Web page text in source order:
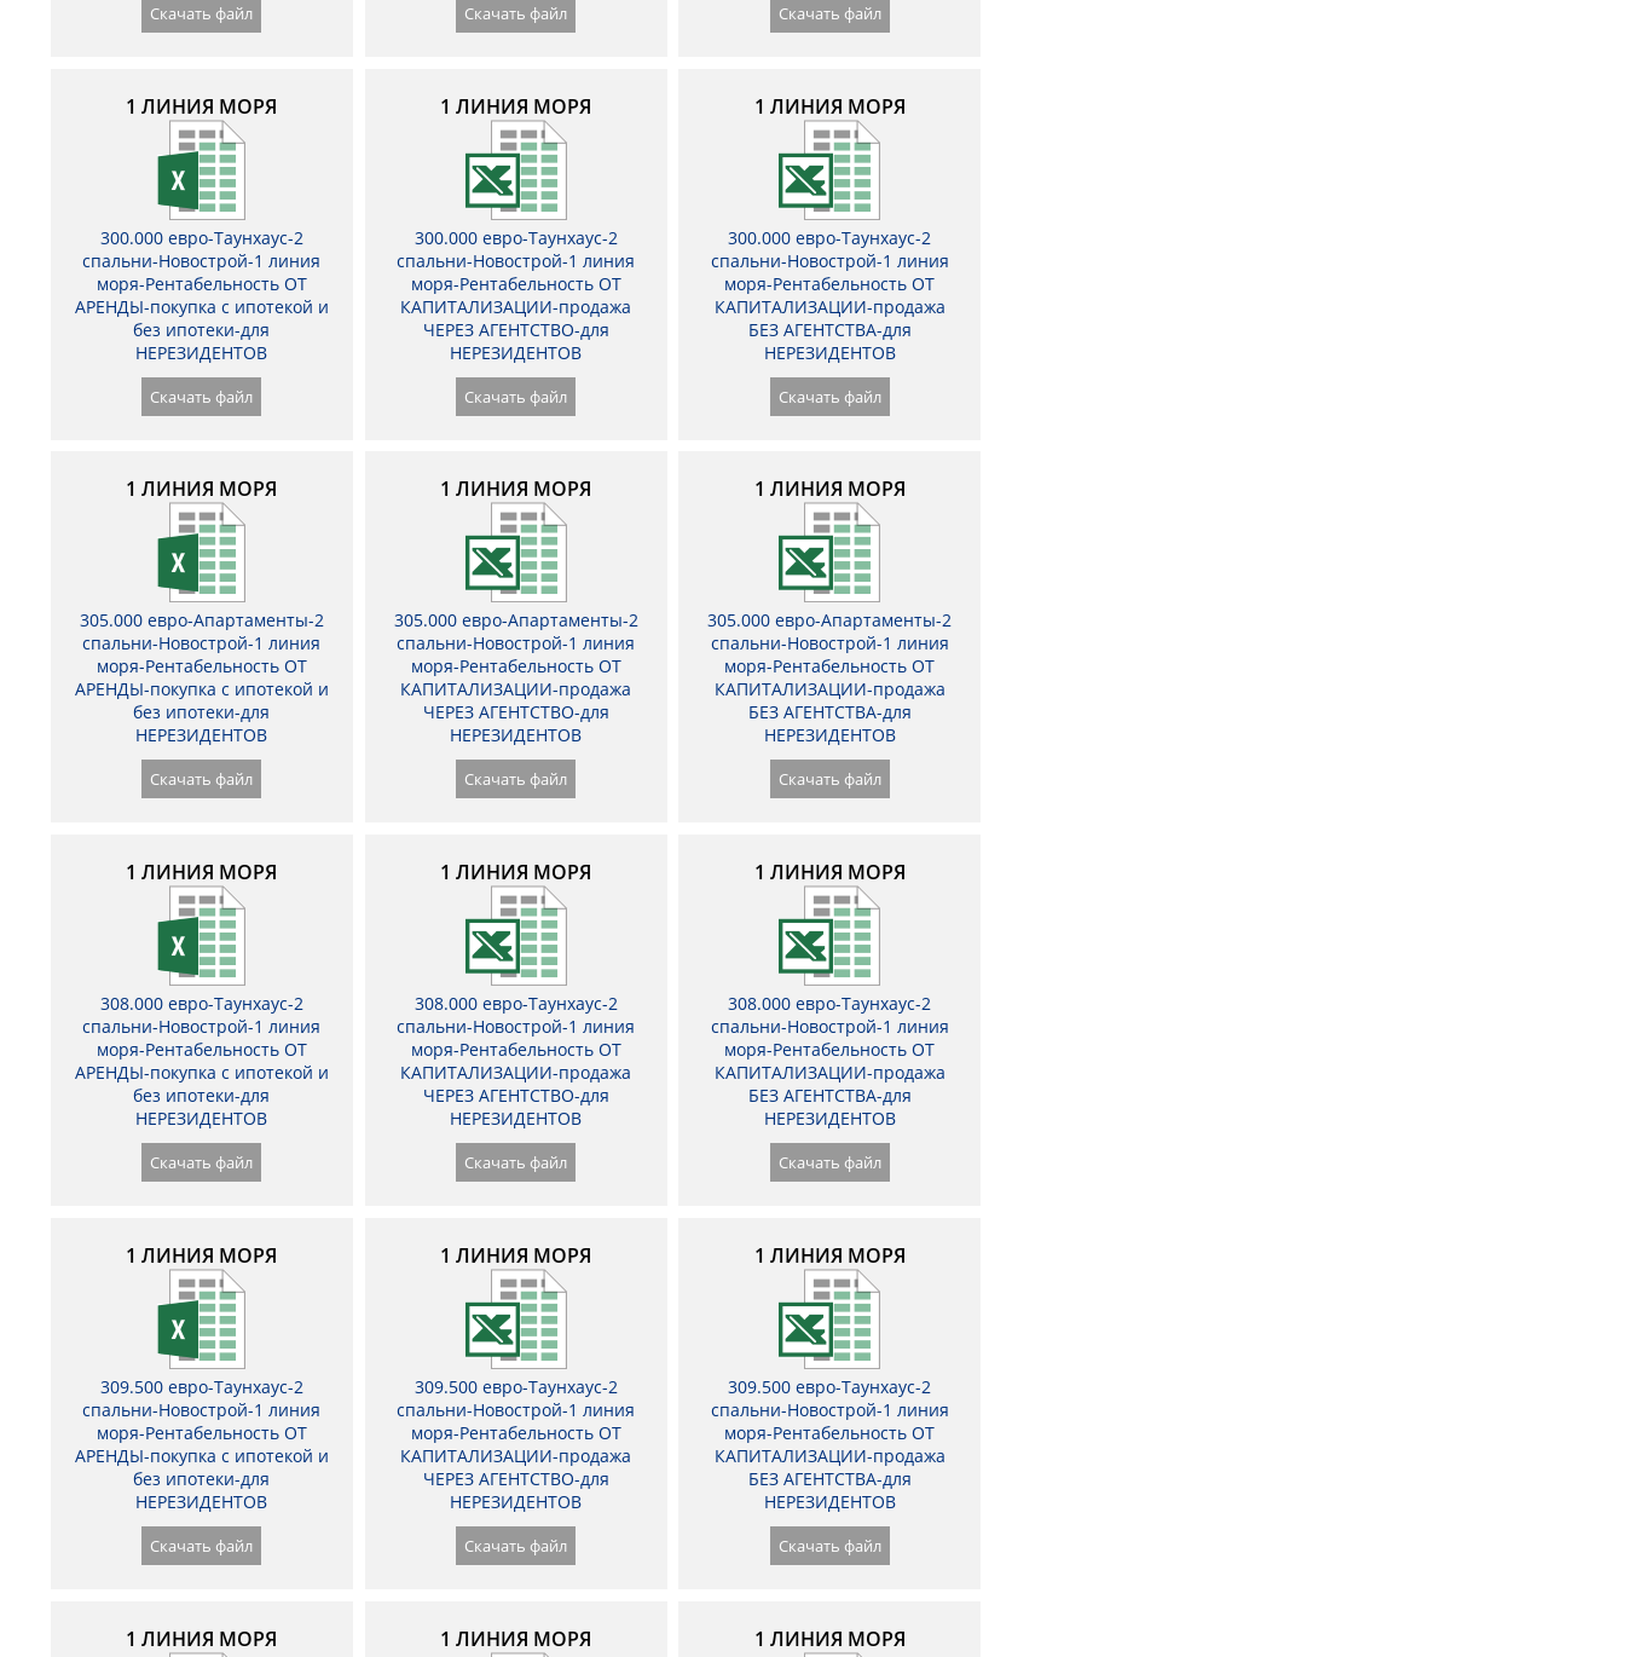
Скачать файл Скачать файл Скачать файл
1 ЛИНИЯ МОРЯ
300.000 евро-Таунхаус-2
спальни-Новострой-1 линия
моря-Рентабельность ОТ
АРЕНДЫ-покупка с ипотекой и
без ипотеки-для
НЕРЕЗИДЕНТОВ
Скачать файл
1 ЛИНИЯ МОРЯ
300.000 евро-Таунхаус-2
спальни-Новострой-1 линия
моря-Рентабельность ОТ
КАПИТАЛИЗАЦИИ-продажа
ЧЕРЕЗ АГЕНТСТВО-для
НЕРЕЗИДЕНТОВ
Скачать файл
1 ЛИНИЯ МОРЯ
300.000 евро-Таунхаус-2
спальни-Новострой-1 линия
моря-Рентабельность ОТ
КАПИТАЛИЗАЦИИ-продажа
БЕЗ АГЕНТСТВА-для
НЕРЕЗИДЕНТОВ
Скачать файл
1 ЛИНИЯ МОРЯ
305.000 евро-Апартаменты-2
спальни-Новострой-1 линия
моря-Рентабельность ОТ
АРЕНДЫ-покупка с ипотекой и
без ипотеки-для
НЕРЕЗИДЕНТОВ
Скачать файл
1 ЛИНИЯ МОРЯ
305.000 евро-Апартаменты-2
спальни-Новострой-1 линия
моря-Рентабельность ОТ
КАПИТАЛИЗАЦИИ-продажа
ЧЕРЕЗ АГЕНТСТВО-для
НЕРЕЗИДЕНТОВ
Скачать файл
1 ЛИНИЯ МОРЯ
305.000 евро-Апартаменты-2
спальни-Новострой-1 линия
моря-Рентабельность ОТ
КАПИТАЛИЗАЦИИ-продажа
БЕЗ АГЕНТСТВА-для
НЕРЕЗИДЕНТОВ
Скачать файл
1 ЛИНИЯ МОРЯ
308.000 евро-Таунхаус-2
спальни-Новострой-1 линия
моря-Рентабельность ОТ
АРЕНДЫ-покупка с ипотекой и
без ипотеки-для
НЕРЕЗИДЕНТОВ
Скачать файл
1 ЛИНИЯ МОРЯ
308.000 евро-Таунхаус-2
спальни-Новострой-1 линия
моря-Рентабельность ОТ
КАПИТАЛИЗАЦИИ-продажа
ЧЕРЕЗ АГЕНТСТВО-для
НЕРЕЗИДЕНТОВ
Скачать файл
1 ЛИНИЯ МОРЯ
308.000 евро-Таунхаус-2
спальни-Новострой-1 линия
моря-Рентабельность ОТ
КАПИТАЛИЗАЦИИ-продажа
БЕЗ АГЕНТСТВА-для
НЕРЕЗИДЕНТОВ
Скачать файл
1 ЛИНИЯ МОРЯ
309.500 евро-Таунхаус-2
спальни-Новострой-1 линия
моря-Рентабельность ОТ
АРЕНДЫ-покупка с ипотекой и
без ипотеки-для
НЕРЕЗИДЕНТОВ
Скачать файл
1 ЛИНИЯ МОРЯ
309.500 евро-Таунхаус-2
спальни-Новострой-1 линия
моря-Рентабельность ОТ
КАПИТАЛИЗАЦИИ-продажа
ЧЕРЕЗ АГЕНТСТВО-для
НЕРЕЗИДЕНТОВ
Скачать файл
1 ЛИНИЯ МОРЯ
309.500 евро-Таунхаус-2
спальни-Новострой-1 линия
моря-Рентабельность ОТ
КАПИТАЛИЗАЦИИ-продажа
БЕЗ АГЕНТСТВА-для
НЕРЕЗИДЕНТОВ
Скачать файл
1 ЛИНИЯ МОРЯ 1 ЛИНИЯ МОРЯ 1 ЛИНИЯ МОРЯ